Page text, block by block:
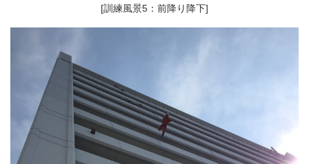
[訓練風景5：前降り降下]